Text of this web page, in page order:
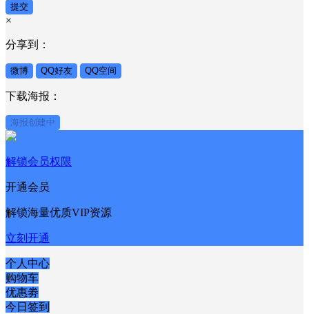
提交
×
分享到：
微博 QQ好友 QQ空间
下载海报：
海报创建中
解锁会员权限
开通会员
解锁海量优质VIP资源
立刻开通
个人中心
购物车
优惠劵
今日签到